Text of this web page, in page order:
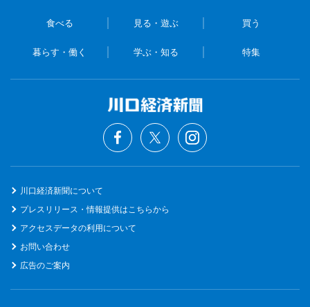
食べる 見る・遊ぶ 買う
暮らす・働く 学ぶ・知る 特集
川口経済新聞について
プレスリリース・情報提供はこちらから
アクセスデータの利用について
お問い合わせ
広告のご案内